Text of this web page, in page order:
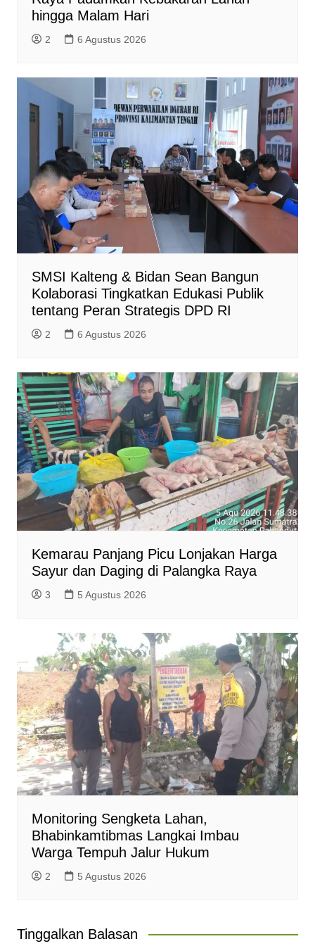
hingga Malam Hari
2 6 Agustus 2026
SMSI Kalteng & Bidan Sean Bangun
Kolaborasi Tingkatkan Edukasi Publik
tentang Peran Strategis DPD RI
2 6 Agustus 2026
Kemarau Panjang Picu Lonjakan Harga
Sayur dan Daging di Palangka Raya
3 5 Agustus 2026
Monitoring Sengketa Lahan,
Bhabinkamtibmas Langkai Imbau
Warga Tempuh Jalur Hukum
2 5 Agustus 2026
Tinggalkan Balasan